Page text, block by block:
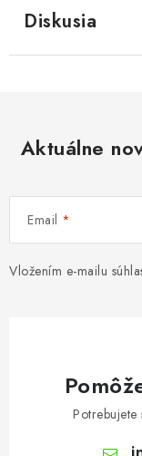
Diskusia
Aktuálne
Email
Vložením e-mailu